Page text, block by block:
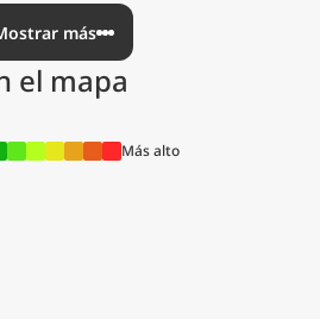
más
el mapa
Más alto